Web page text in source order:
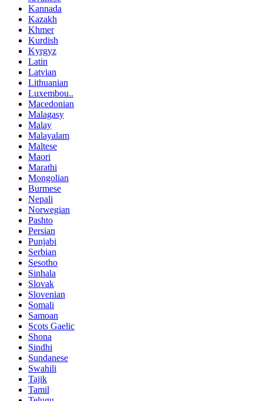
Kannada
Kazakh
Khmer
Kurdish
Kyrgyz
Latin
Latvian
Lithuanian
Luxembou..
Macedonian
Malagasy
Malay
Malayalam
Maltese
Maori
Marathi
Mongolian
Burmese
Nepali
Norwegian
Pashto
Persian
Punjabi
Serbian
Sesotho
Sinhala
Slovak
Slovenian
Somali
Samoan
Scots Gaelic
Shona
Sindhi
Sundanese
Swahili
Tajik
Tamil